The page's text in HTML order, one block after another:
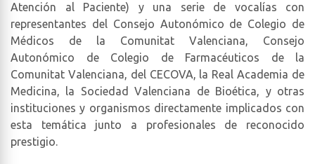
Atención al Paciente) y una serie de vocalías con
representantes del Consejo Autonómico de Colegio de
Médicos de la Comunitat Valenciana, Consejo
Autonómico de Colegio de Farmacéuticos de la
Comunitat Valenciana, del CECOVA, la Real Academia de
Medicina, la Sociedad Valenciana de Bioética, y otras
instituciones y organismos directamente implicados con
esta temática junto a profesionales de reconocido
prestigio.